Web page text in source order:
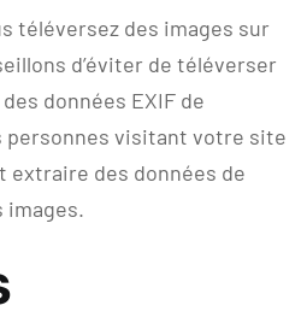
téléversez des images sur
d’éviter de téléverser
données EXIF de
personnes visitant votre site
extraire des données de
images.